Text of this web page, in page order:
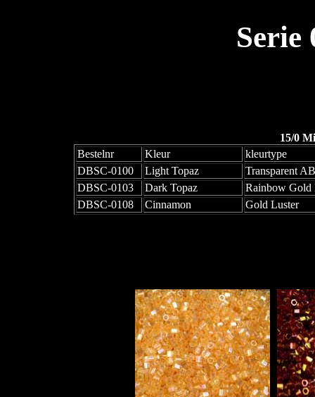
Serie
15/0
Bestelnr
Kleur
kleurtype
DBSC-0100
Light Topaz
Transparent AB
DBSC-0103
Dark Topaz
Rainbow Gold
DBSC-0108
Cinnamon Gold Luster